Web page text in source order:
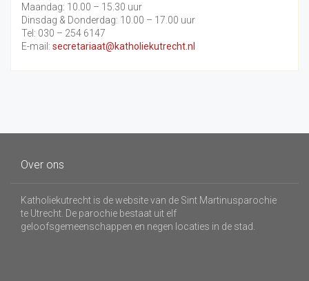
Maandag: 10.00 – 15.30 uur
Dinsdag & Donderdag: 10.00 – 17.00 uur
Tel: 030 – 254 6147
E-mail: secretariaat@katholiekutrecht.nl
Over ons
Katholiekutrecht is de website van de Sint Martinusparochie
te Utrecht. De parochie bestaat uit elf
geloofsgemeenschappen en negen locaties in de stad.